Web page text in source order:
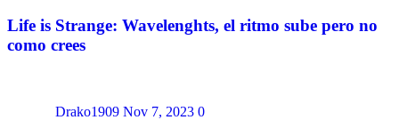
Life is Strange: Wavelenghts, el ritmo sube pero no
como crees
Drako1909 Nov 7, 2023 0